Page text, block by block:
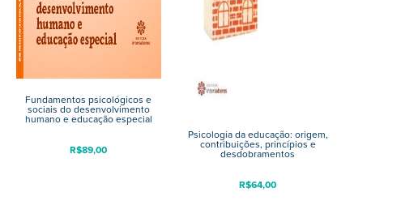
Fundamentos psicológicos e
sociais do desenvolvimento
humano e educação especial
R$89,00
Psicologia da educação: origem,
contribuições, princípios e
desdobramentos
R$64,00